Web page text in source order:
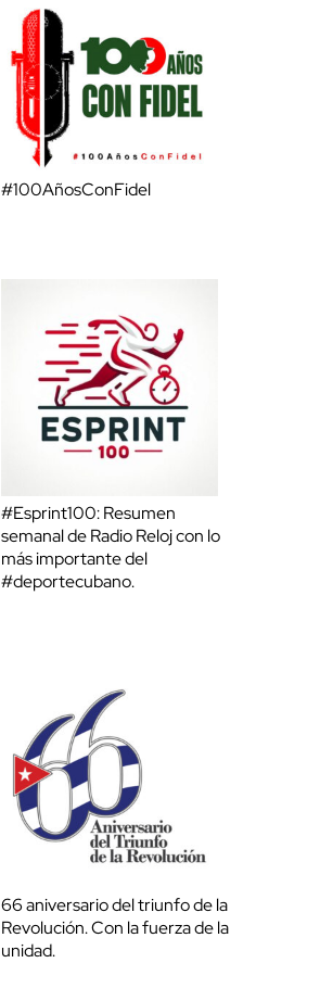
#100AñosConFidel
#Esprint100: Resumen
semanal de Radio Reloj con lo
más importante del
#deportecubano.
66 aniversario del triunfo de la
Revolución. Con la fuerza de la
unidad.